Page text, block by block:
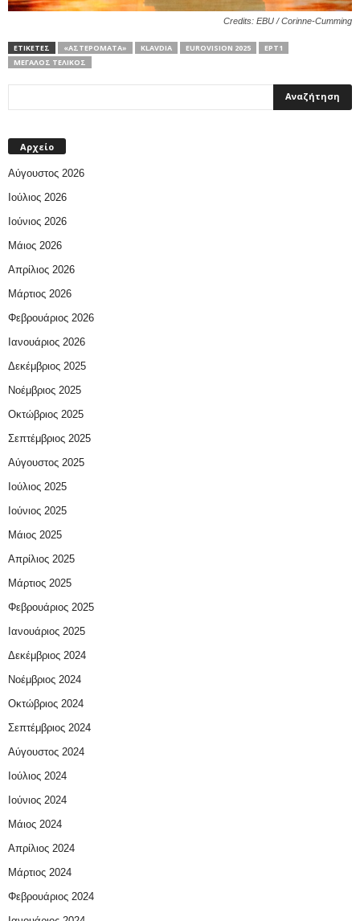
Credits: EBU / Corinne-Cumming
ΕΤΙΚΕΤΕΣ «ΑΣΤΕΡΟΜΆΤΑ» KLAVDIA ΕUROVISION 2025
ΕΡΤ1
ΜΕΓΆΛΟΣ ΤΕΛΙΚΌΣ
Αρχείο
Αύγουστος 2026
Ιούλιος 2026
Ιούνιος 2026
Μάιος 2026
Απρίλιος 2026
Μάρτιος 2026
Φεβρουάριος 2026
Ιανουάριος 2026
Δεκέμβριος 2025
Νοέμβριος 2025
Οκτώβριος 2025
Σεπτέμβριος 2025
Αύγουστος 2025
Ιούλιος 2025
Ιούνιος 2025
Μάιος 2025
Απρίλιος 2025
Μάρτιος 2025
Φεβρουάριος 2025
Ιανουάριος 2025
Δεκέμβριος 2024
Νοέμβριος 2024
Οκτώβριος 2024
Σεπτέμβριος 2024
Αύγουστος 2024
Ιούλιος 2024
Ιούνιος 2024
Μάιος 2024
Απρίλιος 2024
Μάρτιος 2024
Φεβρουάριος 2024